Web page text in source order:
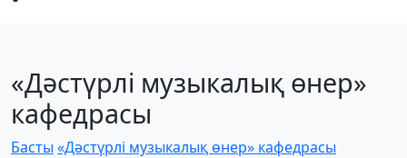
«Дәстүрлі музыкалық өнер»
кафедрасы
Басты «Дәстүрлі музыкалық өнер» кафедрасы